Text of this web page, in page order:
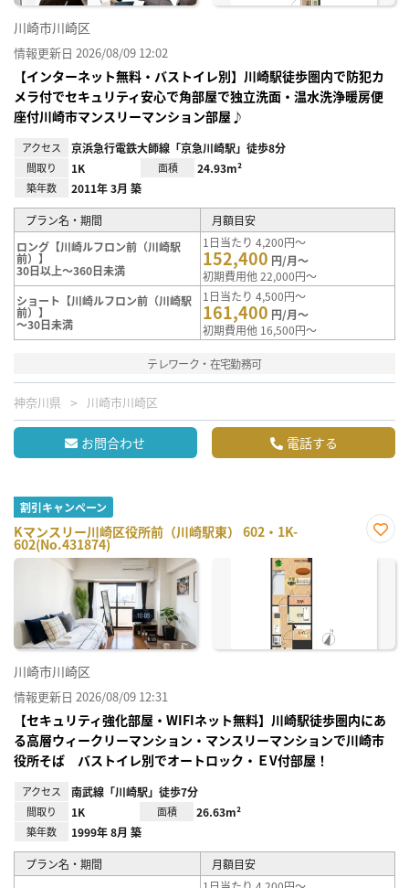
川崎市川崎区
情報更新日 2026/08/09 12:02
【インターネット無料・バストイレ別】川崎駅徒歩圏内で防犯カ
メラ付でセキュリティ安心で角部屋で独立洗面・温水洗浄暖房便
座付川崎市マンスリーマンション部屋♪
アクセス 京浜急行電鉄大師線「京急川崎駅」徒歩8分
間取り 1K 面積 24.93m²
築年数 2011年 3月 築
プラン名・期間
月額目安
ロング【川崎ルフロン前（川崎駅
前）】
30日以上～360日未満
1日当たり 4,200円～
152,400 円/月～
初期費用他 22,000円～
ショート【川崎ルフロン前（川崎駅
前）】
～30日未満
1日当たり 4,500円～
161,400 円/月～
初期費用他 16,500円～
テレワーク・在宅勤務可
神奈川県 川崎市川崎区
お問合わせ 電話する
割引キャンペーン
Kマンスリー川崎区役所前（川崎駅東） 602・1K-
602(No.431874)
に入
川崎市川崎区
情報更新日 2026/08/09 12:31
【セキュリティ強化部屋・WIFIネット無料】川崎駅徒歩圏内にあ
る高層ウィークリーマンション・マンスリーマンションで川崎市
役所そば バストイレ別でオートロック・ＥV付部屋！
アクセス 南武線「川崎駅」徒歩7分
間取り 1K 面積 26.63m²
築年数 1999年 8月 築
プラン名・期間
月額目安